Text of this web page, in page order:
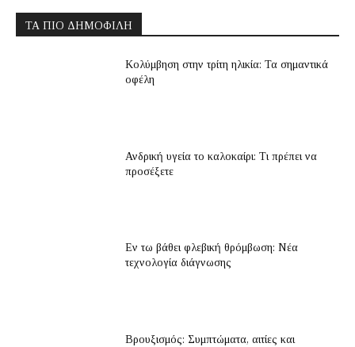
ΤΑ ΠΙΟ ΔΗΜΟΦΙΛΉ
Κολύμβηση στην τρίτη ηλικία: Τα σημαντικά
οφέλη
Ανδρική υγεία το καλοκαίρι: Τι πρέπει να
προσέξετε
Εν τω βάθει φλεβική θρόμβωση: Νέα
τεχνολογία διάγνωσης
Βρουξισμός: Συμπτώματα, αιτίες και